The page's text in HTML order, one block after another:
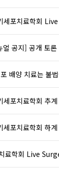
세포치료학회
얼 공지] 공개 토
배양 치료는 불
포치료학회 추계
포치료학회 하계
료학회 Live